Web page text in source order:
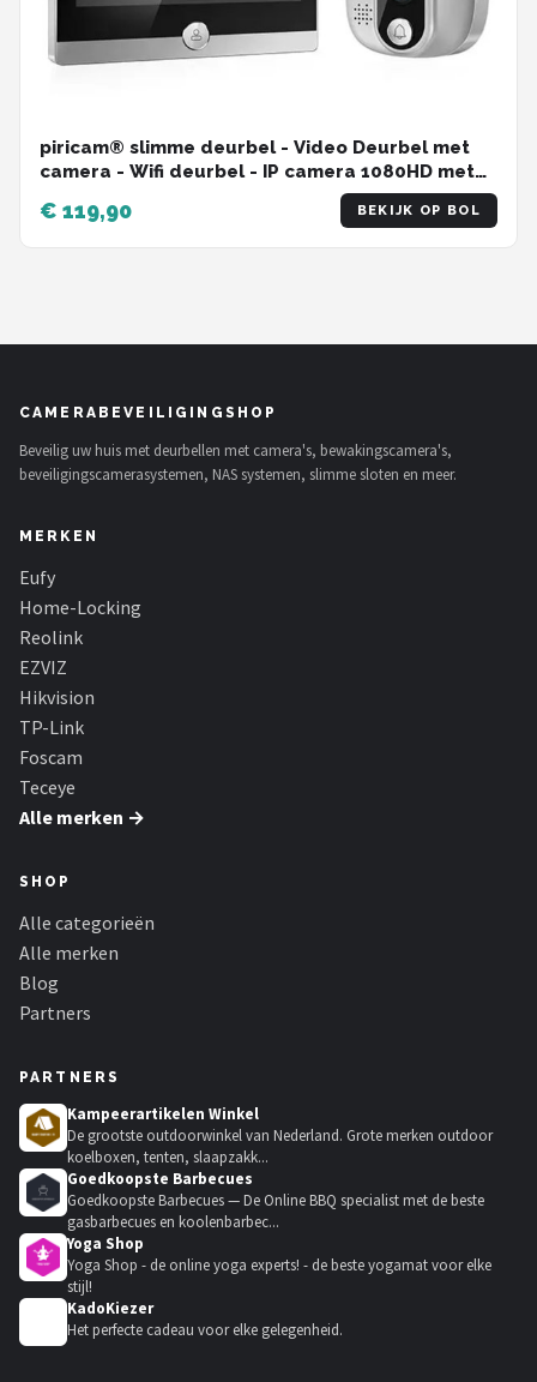
piricam® slimme deurbel - Video Deurbel met
camera - Wifi deurbel - IP camera 1080HD met
4.3inch scherm - werkt met Alexa en Google
Home - grijs/zwart
€ 119,90 BEKIJK OP BOL
CAMERABEVEILIGINGSHOP
Beveilig uw huis met deurbellen met camera's, bewakingscamera's,
beveiligingscamerasystemen, NAS systemen, slimme sloten en meer.
MERKEN
Eufy
Home-Locking
Reolink
EZVIZ
Hikvision
TP-Link
Foscam
Teceye
Alle merken →
SHOP
Alle categorieën
Alle merken
Blog
Partners
PARTNERS
Kampeerartikelen Winkel
De grootste outdoorwinkel van Nederland. Grote merken outdoor
koelboxen, tenten, slaapzakk...
Goedkoopste Barbecues
Goedkoopste Barbecues — De Online BBQ specialist met de beste
gasbarbecues en koolenbarbec...
Yoga Shop
Yoga Shop - de online yoga experts! - de beste yogamat voor elke
stijl!
KadoKiezer
Het perfecte cadeau voor elke gelegenheid.